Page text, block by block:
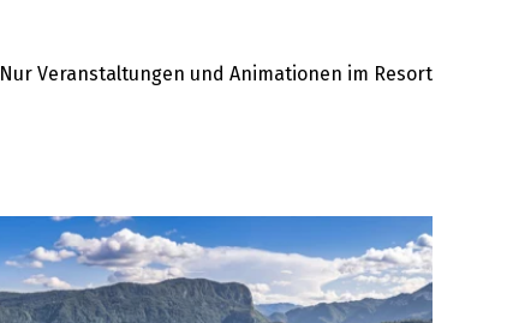
Nur Veranstaltungen und Animationen im Resort